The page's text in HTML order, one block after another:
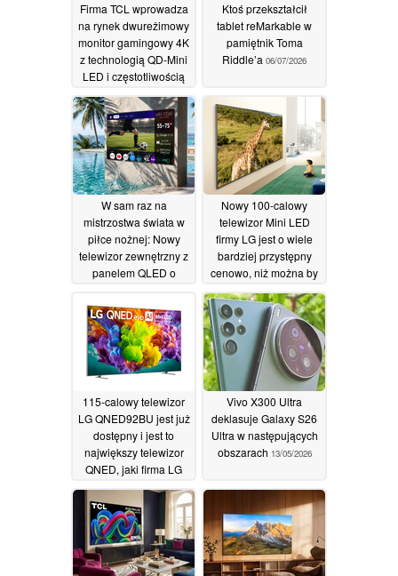
Firma TCL wprowadza
na rynek dwureżimowy
monitor gamingowy 4K
z technologią QD-Mini
LED i częstotliwością
Hz09/07/2026
Ktoś przekształcił
tablet reMarkable w
pamiętnik Toma
Riddle’a 06/07/2026
W sam raz na
mistrzostwa świata w
piłce nożnej: Nowy
telewizor zewnętrzny z
panelem QLED o
jasności 4000 nitów
11/06/2026
Nowy 100-calowy
telewizor Mini LED
firmy LG jest o wiele
bardziej przystępny
cenowo, niż można by
14/05/2026
115-calowy telewizor
LG QNED92BU jest już
dostępny i jest to
największy telewizor
QNED, jaki firma LG
wyprodukowała
14/05/2026
Vivo X300 Ultra
deklasuje Galaxy S26
Ultra w następujących
obszarach 13/05/2026